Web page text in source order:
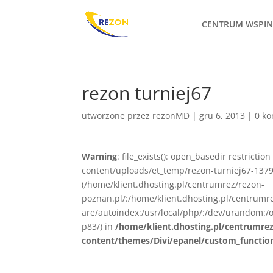
CENTRUM
rezon turniej67
utworzone przez rezonMD |gru 6, 2013 |0
Warning: file_exists(): open_basedir
content/uploads/et_temp/rezon-turniej67-
(/home/klient.dhosting.pl/centrumrez/rezon-
poznan.pl/:/home/klient.dhosting.pl/
are/autoindex:/usr/local/php/:/dev/
p83/) in/home/klient.dhosting.pl/
content/themes/Divi/epanel/